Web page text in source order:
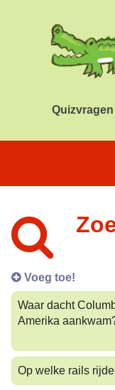
Quizvragen
Voeg toe!
Waar dacht
Amerika
Op welke rails